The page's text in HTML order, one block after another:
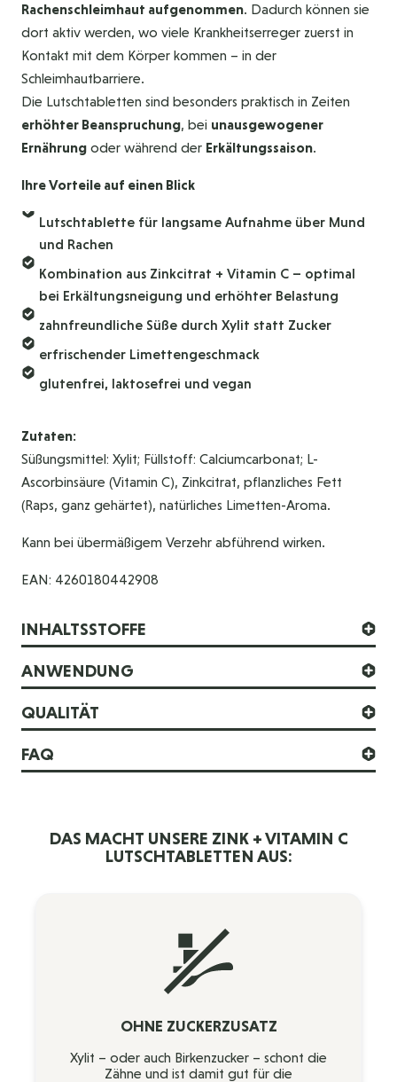
Rachenschleimhaut aufgenommen. Dadurch können sie
dort aktiv werden, wo viele Krankheitserreger zuerst in
Kontakt mit dem Körper kommen – in der
Schleimhautbarriere.
Die Lutschtabletten sind besonders praktisch in Zeiten
erhöhter Beanspruchung, bei unausgewogener
Ernährung oder während der Erkältungssaison.
Ihre Vorteile auf einen Blick
Lutschtablette für langsame Aufnahme über Mund
und Rachen
Kombination aus Zinkcitrat + Vitamin C – optimal
bei Erkältungsneigung und erhöhter Belastung
zahnfreundliche Süße durch Xylit statt Zucker
erfrischender Limettengeschmack
glutenfrei, laktosefrei und vegan
Zutaten:
Süßungsmittel: Xylit; Füllstoff: Calciumcarbonat; L-
Ascorbinsäure (Vitamin C), Zinkcitrat, pflanzliches Fett
(Raps, ganz gehärtet), natürliches Limetten-Aroma.
Kann bei übermäßigem Verzehr abführend wirken.
EAN: 4260180442908
INHALTSSTOFFE
ANWENDUNG
QUALITÄT
FAQ
DAS MACHT UNSERE ZINK + VITAMIN C
LUTSCHTABLETTEN AUS:
OHNE ZUCKERZUSATZ
Xylit – oder auch Birkenzucker – schont die
Zähne und ist damit gut für die